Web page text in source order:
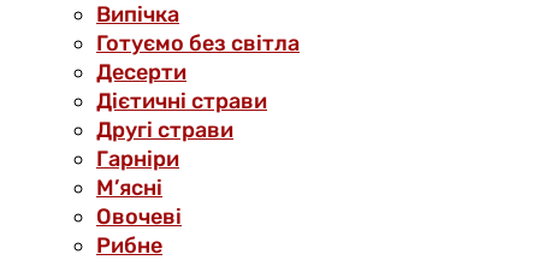
Випічка
Готуємо без світла
Десерти
Дієтичні страви
Другі страви
Гарніри
М’ясні
Овочеві
Рибне